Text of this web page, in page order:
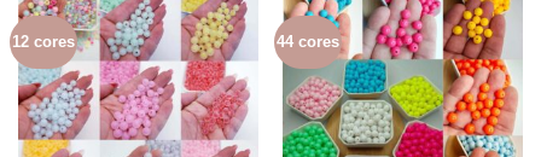
12 cores 44 cores